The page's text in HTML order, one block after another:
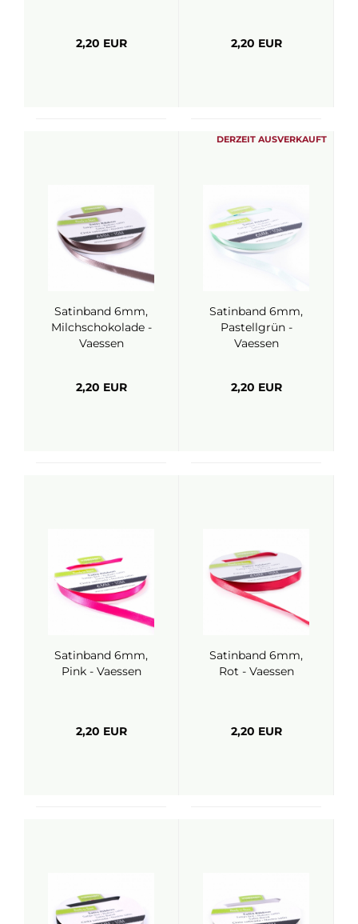
2,20 EUR 2,20 EUR
Satinband 6mm,
Milchschokolade -
Vaessen
2,20 EUR
DERZEIT AUSVERKAUFT
Satinband 6mm,
Pastellgrün -
Vaessen
2,20 EUR
Satinband 6mm,
Pink - Vaessen
2,20 EUR
Satinband 6mm,
Rot - Vaessen
2,20 EUR